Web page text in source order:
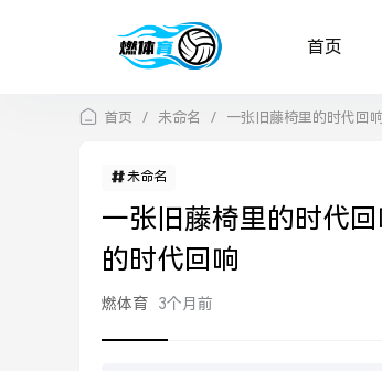
首页
首页 / 未命名 / 一张旧藤椅里的时代回
未命名
一张旧藤椅里的时代
的时代回响
燃体育 3个月前